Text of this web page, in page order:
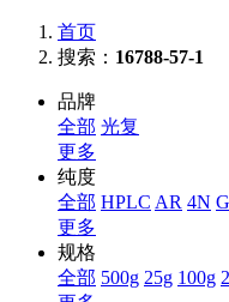
首页
搜索： 16788-57-1
品牌
全部 光复
更多
纯度
全部 HPLC AR 4N
更多
规格
全部 500g 25g 100g